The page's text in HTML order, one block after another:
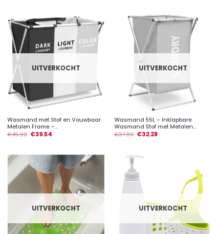
UITVERKOCHT
Wasmand met Stof en Vouwbaar
Metalen Frame –...
€45.99 €39.54
UITVERKOCHT
Wasmand 55L – Inklapbare
Wasmand Stof met Metalen...
€37.99 €32.28
UITVERKOCHT UITVERKOCHT